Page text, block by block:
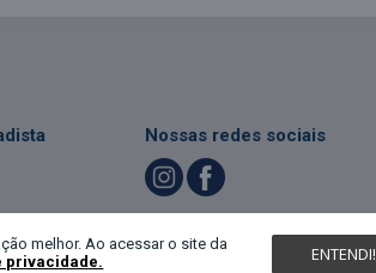
melhor. Ao acessar o site da
privacidade.
ENTENDI!
Nossas redes sociais
LIGUE (47) 3467-5540